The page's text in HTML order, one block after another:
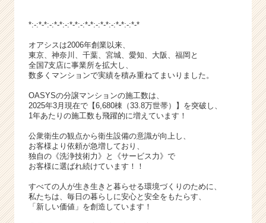
就
サ
イ
ト
ア
キ
ャ
リ
ア
（C
h
e
e
r
*:-:*-*:-:*-*:-:*-*:-:*-*:-:*-*:-:*-*:-:*-*
オアシスは2006年創業以来、
東京、神奈川、千葉、宮城、愛知、大阪、福岡と
全国7支店に事業所を拡大し、
数多くマンションで実績を積み重ねてまいりました。
OASYSの分譲マンションの施工数は、
2025年3月現在で【6,680棟（33.8万世帯）】を突破し、
1年あたりの施工数も飛躍的に増えています！
公衆衛生の観点から衛生設備の意識が向上し、
お客様より依頼が急増しており、
独自の《洗浄技術力》と《サービス力》で
お客様に選ばれ続けています！！
すべての人が生き生きと暮らせる環境づくりのために、
私たちは、毎日の暮らしに安心と安全をもたらす、
「新しい価値」を創造しています！